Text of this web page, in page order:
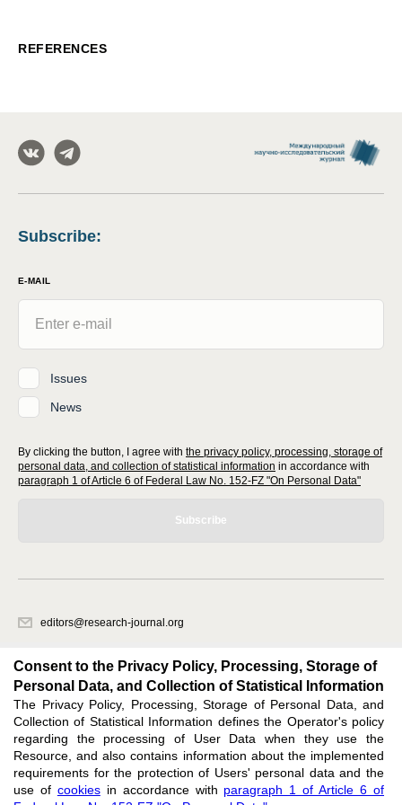
REFERENCES
Subscribe:
E-MAIL
Issues
News
By clicking the button, I agree with the privacy policy, processing, storage of
personal data, and collection of statistical information in accordance with
paragraph 1 of Article 6 of Federal Law No. 152-FZ "On Personal Data"
Subscribe
editors@research-journal.org
office 1
Feedback
Consent to the Privacy Policy, Processing, Storage of
Personal Data, and Collection of Statistical Information
The Privacy Policy, Processing, Storage of Personal Data, and
Collection of Statistical Information defines the Operator's policy
regarding the processing of User Data when they use the
Resource, and also contains information about the implemented
requirements for the protection of Users' personal data and the
use of cookiesin accordance with paragraph 1 of Article 6 of